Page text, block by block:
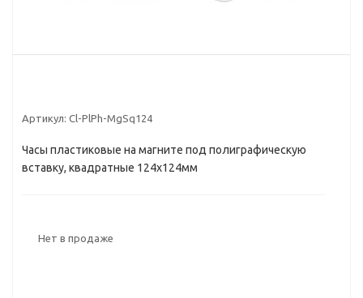
Артикул: Cl-PlPh-MgSq124
Часы пластиковые на магните под полиграфическую
вставку, квадратные 124x124мм
Нет в продаже